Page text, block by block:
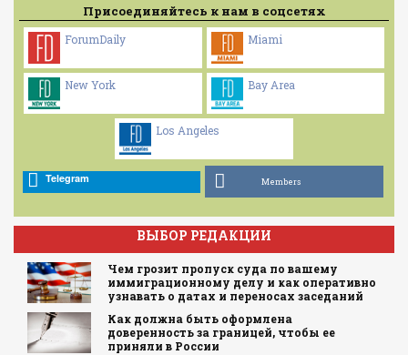
Присоединяйтесь к нам в соцсетях
ForumDaily Miami
New York Bay Area
Los Angeles
Telegram Members
ВЫБОР РЕДАКЦИИ
Чем грозит пропуск суда по вашему
иммиграционному делу и как оперативно
узнавать о датах и переносах заседаний
Как должна быть оформлена
доверенность за границей, чтобы ее
приняли в России